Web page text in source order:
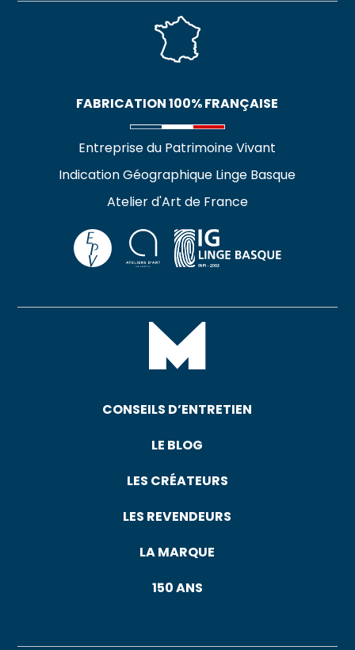
FABRICATION 100% FRANÇAISE
Entreprise du Patrimoine Vivant
Indication Géographique Linge Basque
Atelier d'Art de France
CONSEILS D’ENTRETIEN
LE BLOG
LES CRÉATEURS
LES REVENDEURS
LA MARQUE
150 ANS